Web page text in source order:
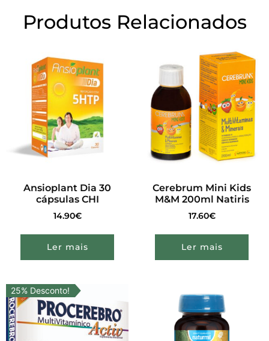
Produtos Relacionados
Ansioplant Dia 30
cápsulas CHI
14.90€
Ler mais
Cerebrum Mini Kids
M&M 200ml Natiris
17.60€
Ler mais
25% Desconto!